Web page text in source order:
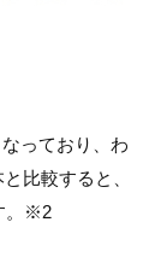
っており、わ
比較すると、
。※2